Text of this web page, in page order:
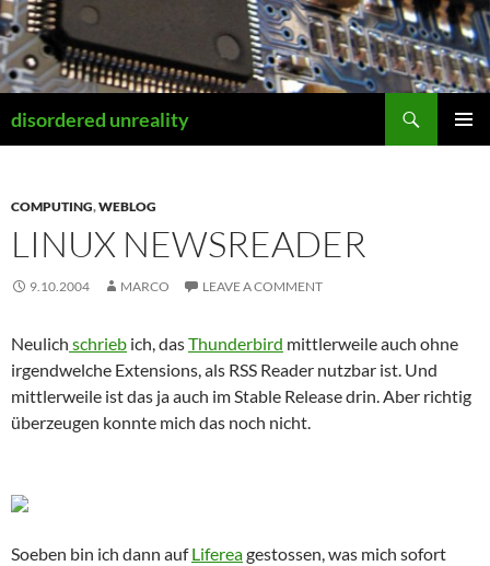
Skip
to
content
disordered unreality
COMPUTING,WEBLOG
LINUX NEWSREADER
9.10.2004 MARCO LEAVE A COMMENT
Neulich schrieb ich, dasThunderbird mittlerweile auch ohne
irgendwelche Extensions, als RSS Reader nutzbar ist. Und
mittlerweile ist das ja auch im Stable Release drin. Aber richtig
überzeugen konnte mich das noch nicht.
Soeben bin ich dann aufLifereagestossen, was mich sofort